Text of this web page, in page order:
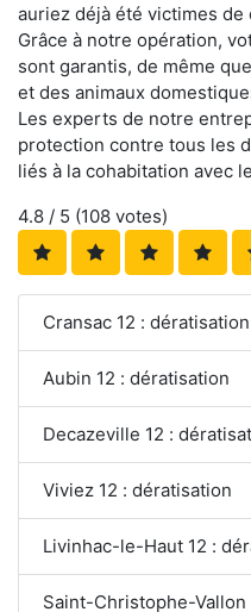
auriez déjà été victimes de
Grâce à notre opération,
sont garantis, de même
et des animaux
Les experts de notre
protection contre tous les
liés à la cohabitation avec
4.8 / 5 (108 votes)
Cransac 12 : dératisation
Aubin 12 : dératisation
Decazeville 12 :
Viviez 12 : dératisation
Livinhac-le-Haut 12 :
Saint-Christophe-Vallon